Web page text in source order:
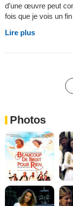
d’une œuvre peut
fois que je vois un
Lire plus
Photos